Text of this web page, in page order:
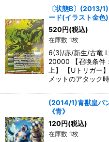
〔状態B〕(2013/
ード(イラスト金色
520 円(税込)
在庫数 1枚
6(3)/赤/新生/古竜
20000 【召喚条件
上】 【Uトリガー
メットのアタック
(2014/1)青獣皇パ
《青》
120 円(税込)
在庫数 1枚